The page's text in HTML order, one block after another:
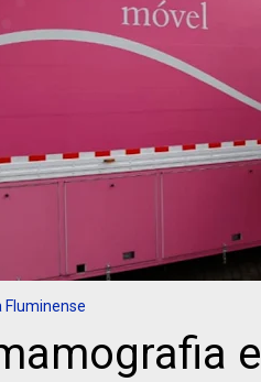
Fluminense
e